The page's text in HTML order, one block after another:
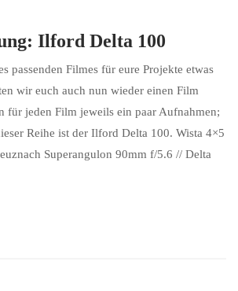
Ilford Delta 100
passenden Filmes für eure Projekte etwas
wir euch auch nun wieder einen Film
für jeden Film jeweils ein paar Aufnahmen;
Reihe ist der Ilford Delta 100. Wista 4×5
Superangulon 90mm f/5.6 // Delta